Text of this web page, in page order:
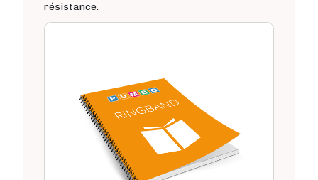
résistance.